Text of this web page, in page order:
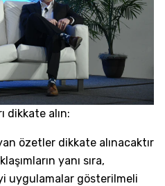
dikkate alın:
özetler dikkate alınacaktır
yanı sıra,
uygulamalar gösterilmeli